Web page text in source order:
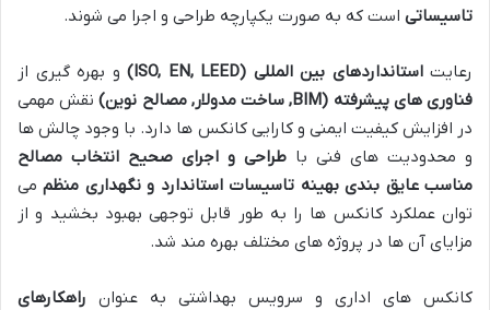
تاسیساتی است که به صورت یکپارچه طراحی و اجرا می شوند.
رعایتاستانداردهای بین المللی (ISO, EN, LEED)
و بهره گیری از
فناوری های پیشرفته (BIM, ساخت مدولار, مصالح نوین)نقش مهمی
در افزایش کیفیت ایمنی و کارایی کانکس ها دارد. با وجود چالش ها
و محدودیت های فنی با طراحی و اجرای صحیح انتخاب مصالح
مناسب عایق بندی بهینه تاسیسات استاندارد و نگهداری منظممی
توان عملکرد کانکس ها را به طور قابل توجهی بهبود بخشید و از
مزایای آن ها در پروژه های مختلف بهره مند شد.
کانکس های اداری و سرویس بهداشتی به عنوان راهکارهای